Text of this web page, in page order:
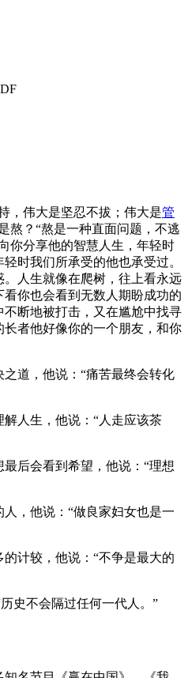
，伟大是坚忍不拔；伟大是管
熬？“熬是一种直面问题，不逃
你分享他的智慧人生，年轻时
时我们所承受的他也承受过。
人生就像在爬树，往上看永远
你也会看到无数人期盼成功的
断地被打击，又在尴尬中找寻
长者他好像你的一个朋友，和你
道，他说：“痛苦最终会转化
人生，他说：“人走应该茶
后会看到希望，他说：“理想
，他说：“做良家妇女也是一
计较，他说：“不争是最大的
史不会隔过任何一代人。”